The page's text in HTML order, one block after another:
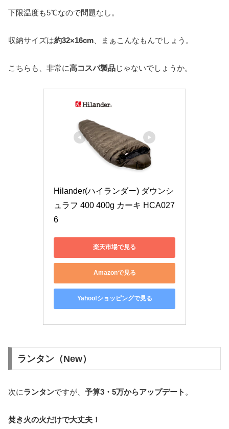
下限温度も5℃なので問題なし。
収納サイズは約32×16cm 、まぁこんなもんでしょう。
こちらも、非常に高コスパ製品じゃないでしょうか。
Hilander(ハイランダー) ダウンシ
ュラフ 400 400g カーキ HCA027
6
楽天市場で見る
Amazonで見る
Yahoo!ショッピングで見る
ランタン（New）
次にランタンですが、 予算3・5万からアップデート 。
焚き火の火だけで大丈夫！